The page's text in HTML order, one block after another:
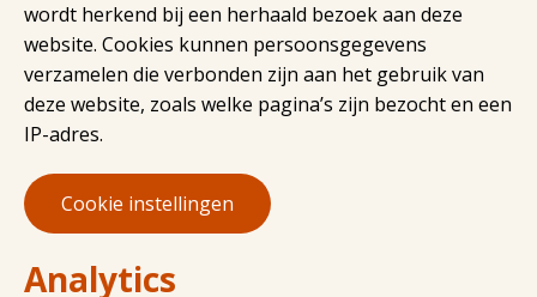
wordt herkend bij een herhaald bezoek aan deze
website. Cookies kunnen persoonsgegevens
verzamelen die verbonden zijn aan het gebruik van
deze website, zoals welke pagina’s zijn bezocht en een
IP-adres.
Cookie instellingen
Analytics